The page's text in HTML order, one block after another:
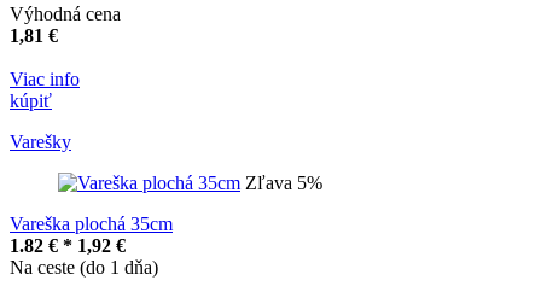
Výhodná cena
1,81 €
Viac info
kúpiť
Varešky
Zľava 5%
Vareška plochá 35cm
1.82 € * 1,92 €
Na ceste (do 1 dňa)